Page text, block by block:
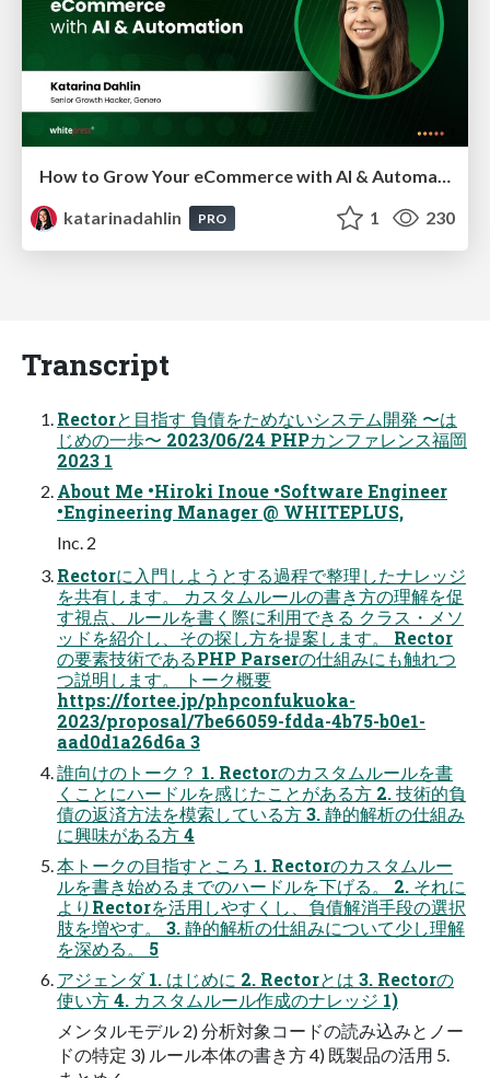
katarinadahlin
PRO 1 230
Transcript
Rectorと目指す 負債をためないシステム開発 〜は
じめの一歩〜 2023/06/24 PHPカンファレンス福岡
2023 1
About Me •Hiroki Inoue •Software Engineer
•Engineering Manager @ WHITEPLUS,
Inc. 2
Rectorに入門しようとする過程で整理したナレッジ
を共有します。 カスタムルールの書き方の理解を促
す視点、ルールを書く際に利用できる クラス・メソ
ッドを紹介し、その探し方を提案します。 Rector
の要素技術であるPHP Parserの仕組みにも触れつ
つ説明します。 トーク概要
https://fortee.jp/phpconfukuoka-
2023/proposal/7be66059-fdda-4b75-b0e1-
aad0d1a26d6a 3
誰向けのトーク？ 1. Rectorのカスタムルールを書
くことにハードルを感じたことがある方 2. 技術的負
債の返済方法を模索している方 3. 静的解析の仕組み
に興味がある方 4
本トークの目指すところ 1. Rectorのカスタムルー
ルを書き始めるまでのハードルを下げる。 2. それに
よりRectorを活用しやすくし、負債解消手段の選択
肢を増やす。 3. 静的解析の仕組みについて少し理解
を深める。 5
アジェンダ 1. はじめに 2. Rectorとは 3. Rectorの
使い方 4. カスタムルール作成のナレッジ 1)
メンタルモデル 2) 分析対象コードの読み込みとノー
ドの特定 3) ルール本体の書き方 4) 既製品の活用 5.